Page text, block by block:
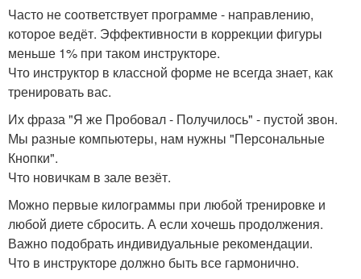
Часто не соответствует программе - направлению,
которое ведёт. Эффективности в коррекции фигуры
меньше 1% при таком инструкторе.
Что инструктор в классной форме не всегда знает, как
тренировать вас.
Их фраза "Я же Пробовал - Получилось" - пустой звон.
Мы разные компьютеры, нам нужны "Персональные
Кнопки".
Что новичкам в зале везёт.
Можно первые килограммы при любой тренировке и
любой диете сбросить. А если хочешь продолжения.
Важно подобрать индивидуальные рекомендации.
Что в инструкторе должно быть все гармонично.